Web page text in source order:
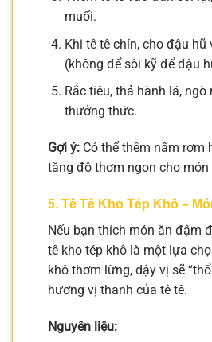
muối.
Khi tê tê chín, cho đậu hũ
(không để sôi kỹ để đậu
Rắc tiêu, thả hành lá, ngò
thưởng thức.
Gợi ý: Có thể thêm nấm rơm
tăng độ thơm ngon cho món
5. Tê Tê Kho Tép Khô –
Nếu bạn thích món ăn đậm
tê kho tép khô là một lựa
khô thơm lừng, dậy vị sẽ
hương vị thanh của tê tê.
Nguyên liệu: